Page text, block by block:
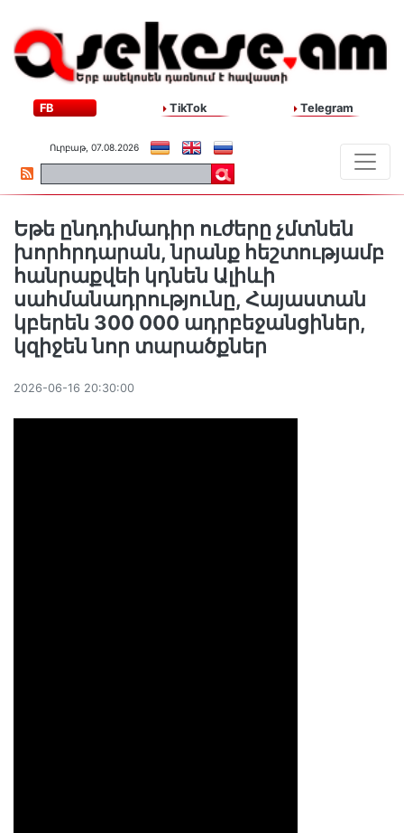
FB TikTok Telegram
Ուրբաթ, 07.08.2026
Եթե ընդդիմադիր ուժերը չմտնեն
խորհրդարան, նրանք հեշտությամբ
հանրաքվեի կդնեն Ալիևի
սահմանադրությունը, Հայաստան
կբերեն 300 000 ադրբեջանցիներ,
կզիջեն նոր տարածքներ
2026-06-16 20:30:00